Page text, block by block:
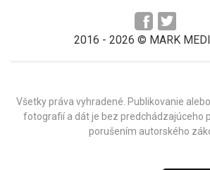
2016 - 2026 © MARK
Všetky práva vyhradené. Publikovanie
fotografií a dát je bez predchádzajúceho
porušením autorského